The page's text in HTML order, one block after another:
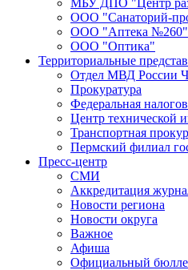
МБУ ДПО "Центр
ООО "Санаторий-
ООО "Аптека №260"
ООО "Оптика"
Территориальные
Отдел МВД России
Прокуратура
Федеральная
Центр технической
Транспортная
Пермский филиал
Пресс-центр
СМИ
Аккредитация
Новости региона
Новости округа
Важное
Афиша
Официальный